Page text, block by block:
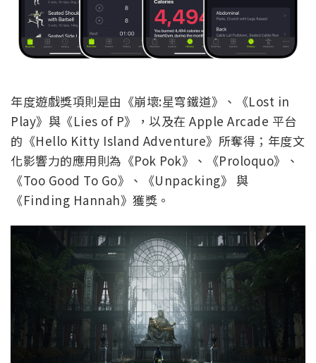
年度遊戲獎項則是由《崩壞:星穹鐵道》、《Lost in
Play》與《Lies of P》，以及在 Apple Arcade 平台
的《Hello Kitty Island Adventure》所奪得；年度文
化影響力的應用則為《Pok Pok》、《Proloquo》、
《Too Good To Go》、《Unpacking》 與
《Finding Hannah》獲獎。